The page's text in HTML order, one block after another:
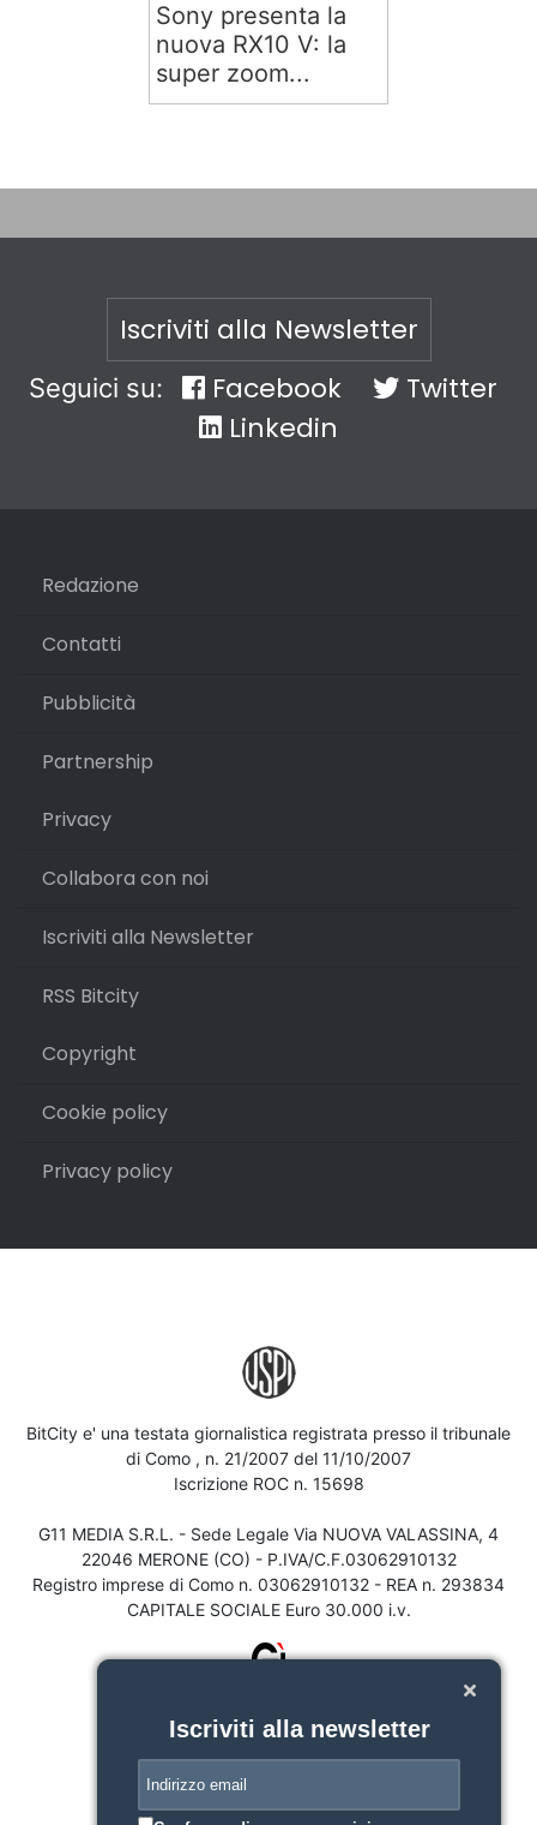
Sony presenta la
nuova RX10 V: la
super zoom...
Iscriviti alla Newsletter
Seguici su: Facebook
Twitter
Linkedin
Redazione
Contatti
Pubblicità
Partnership
Privacy
Collabora con noi
Iscriviti alla Newsletter
RSS Bitcity
Copyright
Cookie policy
Privacy policy
BitCity e' una testata giornalistica registrata presso il tribunale
di Como , n. 21/2007 del 11/10/2007
Iscrizione ROC n. 15698
G11 MEDIA S.R.L. - Sede Legale Via NUOVA VALASSINA, 4
22046 MERONE (CO) - P.IVA/C.F.03062910132
Registro imprese di Como n. 03062910132 - REA n. 293834
CAPITALE SOCIALE Euro 30.000 i.v.
Iscriviti alla newsletter